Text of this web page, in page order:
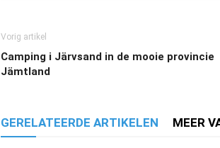
Vorig artikel
Camping i Järvsand in de mooie provincie
Jämtland
GERELATEERDE ARTIKELEN MEER